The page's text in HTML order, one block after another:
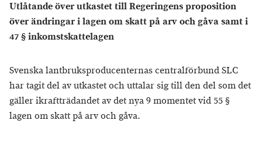
Utlåtande över utkastet till Regeringens proposition
över ändringar i lagen om skatt på arv och gåva samt i
47 § inkomstskattelagen
Svenska lantbruksproducenternas centralförbund SLC
har tagit del av utkastet och uttalar sig till den del som det
gäller ikraftträdandet av det nya 9 momentet vid 55 §
lagen om skatt på arv och gåva.